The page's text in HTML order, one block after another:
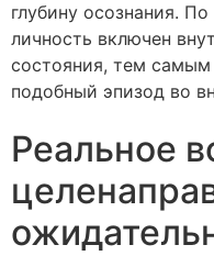
глубину осознания.
личность включен
состояния, тем самым
подобный эпизод во
Реальное